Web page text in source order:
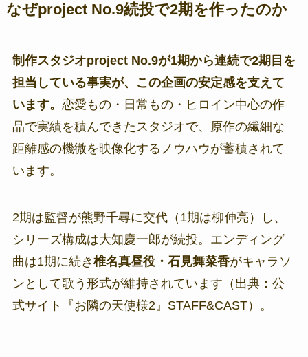
なぜproject No.9続投で2期を作ったのか
制作スタジオproject No.9が1期から連続で2期目を
担当している事実が、この企画の安定感を支えて
います。 恋愛もの・日常もの・ヒロイン中心の作
品で実績を積んできたスタジオで、原作の繊細な
距離感の機微を映像化するノウハウが蓄積されて
います。
2期は監督が熊野千尋に交代（1期は柳伸亮）し、
シリーズ構成は大知慶一郎が続投。エンディング
曲は1期に続き 椎名真昼役・石見舞菜香がキャラソ
ンとして歌う形式が維持されています（出典：公
式サイト『お隣の天使様2』STAFF&CAST）。